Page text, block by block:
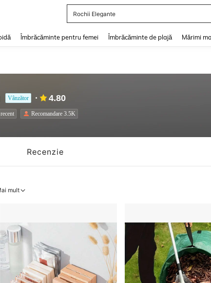
Rochii De Vară
Îmbrăcăminte pentru femei Îmbrăcăminte de plajă Mărimi
Vânzător 4.80
Recomandare 3.5K
Recenzie
mult